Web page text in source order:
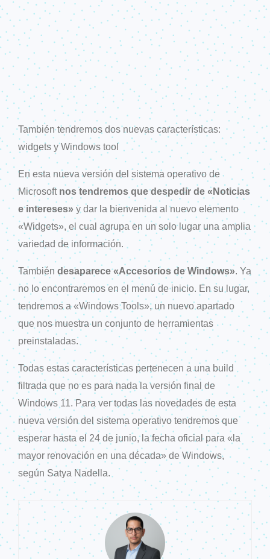
También tendremos dos nuevas características:
widgets y Windows tool
En esta nueva versión del sistema operativo de
Microsoft nos tendremos que despedir de «Noticias
e intereses» y dar la bienvenida al nuevo elemento
«Widgets», el cual agrupa en un solo lugar una amplia
variedad de información.
También desaparece «Accesorios de Windows». Ya
no lo encontraremos en el menú de inicio. En su lugar,
tendremos a «Windows Tools», un nuevo apartado
que nos muestra un conjunto de herramientas
preinstaladas.
Todas estas características pertenecen a una build
filtrada que no es para nada la versión final de
Windows 11. Para ver todas las novedades de esta
nueva versión del sistema operativo tendremos que
esperar hasta el 24 de junio, la fecha oficial para «la
mayor renovación en una década» de Windows,
según Satya Nadella.